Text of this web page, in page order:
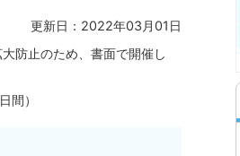
更新日：2022年03月01日
防止のため、書面で開催し
間）